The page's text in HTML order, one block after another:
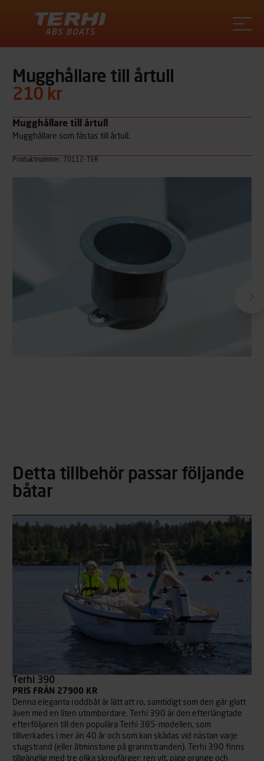
Mugghållare till årtull
210 kr
Mugghållare till årtull
Mugghållare som fästas till årtull.
Produktnummer: 70112-TER
Detta tillbehör passar följande
båtar
Terhi 390
PRIS FRÅN 27900 KR
Denna eleganta roddbåt är lätt att ro, samtidigt som den går glatt
även med en liten utombordare. Terhi 390 är den efterlängtade
efterföljaren till den populära Terhi 385-modellen, som
tillverkades i mer än 40 år och som kan skådas vid nästan varje
stugstrand (eller åtminstone på grannstranden). Terhi 390 finns
tillgänglig med tre olika skrovfärger: ren vit, pigg orange och